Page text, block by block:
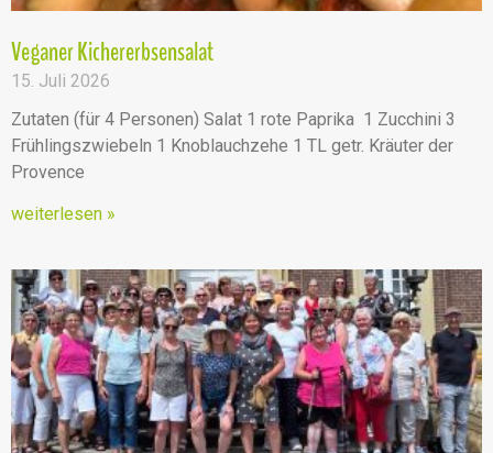
Veganer Kichererbsensalat
15. Juli 2026
Zutaten (für 4 Personen) Salat 1 rote Paprika 1 Zucchini 3
Frühlingszwiebeln 1 Knoblauchzehe 1 TL getr. Kräuter der
Provence
weiterlesen »